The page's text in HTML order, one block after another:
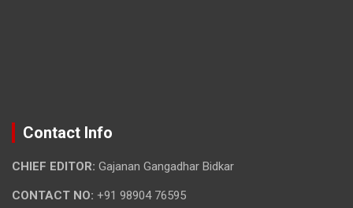
Contact Info
CHIEF EDITOR: Gajanan Gangadhar Bidkar
CONTACT NO: +91 98904 76595